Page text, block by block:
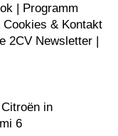
| Programm
& Kontakt
2CV Newsletter |
Citroën in
6